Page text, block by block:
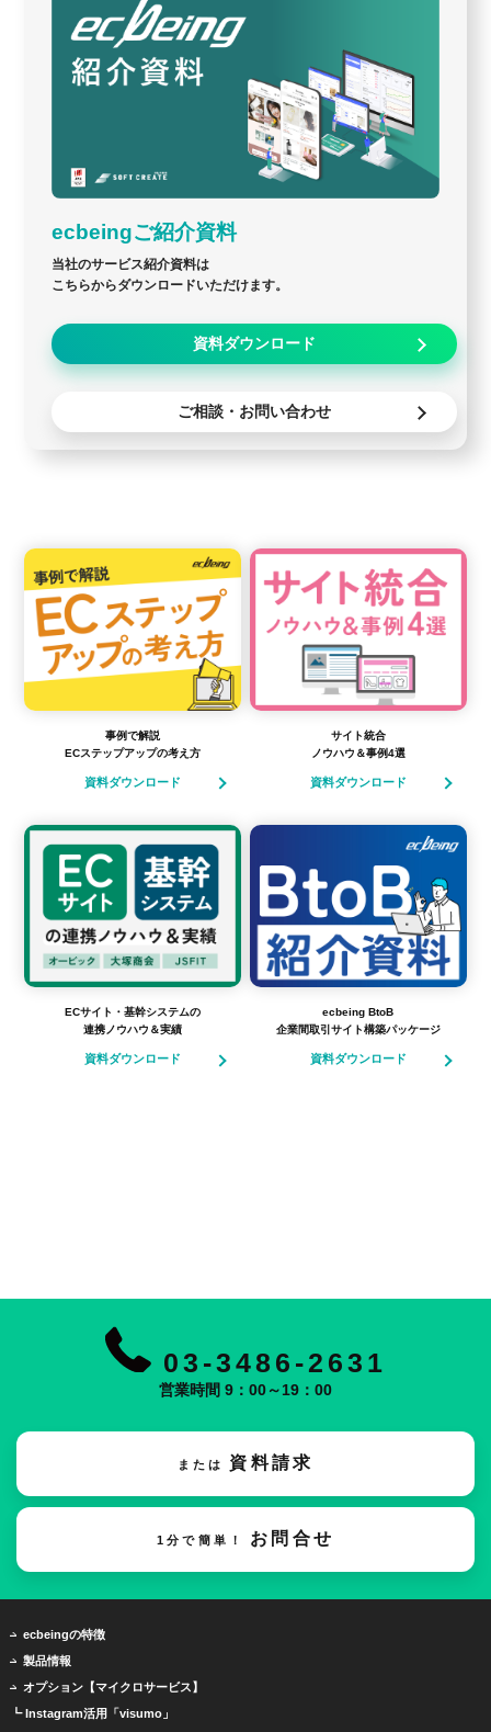
ecbeingご紹介資料
当社のサービス紹介資料は
こちらからダウンロードいただけます。
資料ダウンロード
ご相談・お問い合わせ
事例で解説
ECステップアップの考え方
資料ダウンロード
サイト統合
ノウハウ＆事例4選
資料ダウンロード
ECサイト・基幹システムの
連携ノウハウ＆実績
資料ダウンロード
ecbeing BtoB
企業間取引サイト構築パッケージ
資料ダウンロード
03-3486-2631
営業時間 9：00～19：00
または 資料請求
1分で簡単！ お問合せ
ecbeingの特徴
製品情報
オプション【マイクロサービス】
┗ Instagram活用「visumo」